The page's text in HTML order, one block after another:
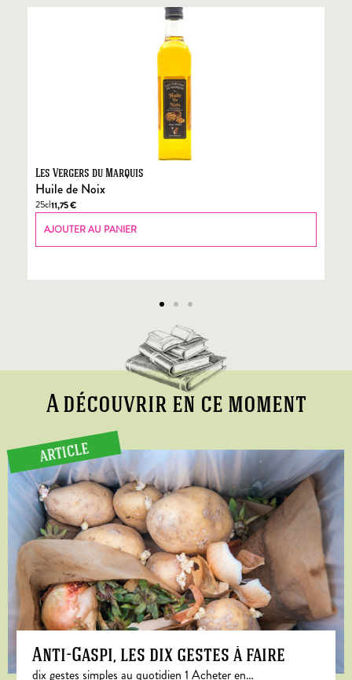
Les Vergers du Marquis
Huile de Noix
25cl11,75€
AJOUTER AU PANIER
A découvrir en ce moment
ARTICLE
Anti-Gaspi, les dix gestes à faire
dix gestes simples au quotidien 1 Acheter en…